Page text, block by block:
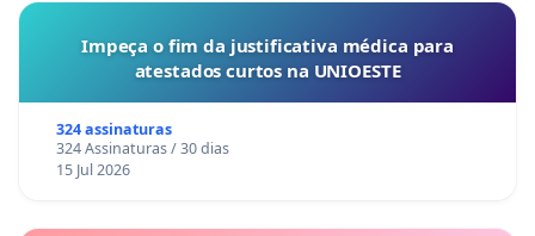
Impeça o fim da justificativa médica para
atestados curtos na UNIOESTE
324 assinaturas
324 Assinaturas / 30 dias
15 Jul 2026